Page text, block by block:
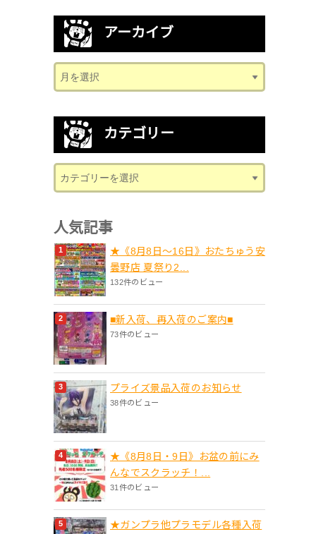
アーカイブ
カテゴリー
人気記事
★《8月8日～16日》おたちゅう安
曇野店 夏祭り2...
132件のビュー
■新入荷、再入荷のご案内■
73件のビュー
プライズ景品入荷のお知らせ
38件のビュー
★《8月8日・9日》お盆の前にみ
んなでスクラッチ！...
31件のビュー
★ガンプラ他プラモデル各種入荷